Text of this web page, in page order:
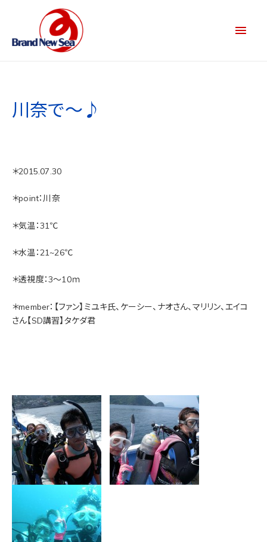
川奈で～♪
＊2015.07.30
＊point：川奈
＊気温：31℃
＊水温：21~26℃
＊透視度：3～10ｍ
＊member：【ファン】ミユキ氏、ケーシー、ナオさん、マリリン、エイコ
さん【SD講習】タケダ君